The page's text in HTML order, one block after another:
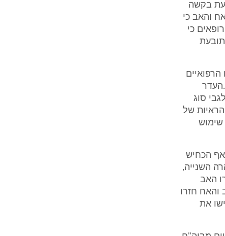
בקשה
והאב כי
כי
סוג
של
שימוש
אף הכחיש
השנייה,
האב
האב והאח חזרו
את